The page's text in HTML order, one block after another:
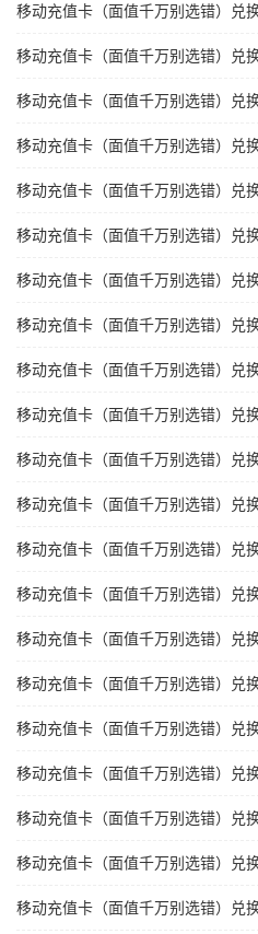
移动充值卡（面值千万别选错）兑
移动充值卡（面值千万别选错）兑
移动充值卡（面值千万别选错）兑
移动充值卡（面值千万别选错）兑
移动充值卡（面值千万别选错）兑
移动充值卡（面值千万别选错）兑
移动充值卡（面值千万别选错）兑
移动充值卡（面值千万别选错）兑
移动充值卡（面值千万别选错）兑
移动充值卡（面值千万别选错）兑
移动充值卡（面值千万别选错）兑
移动充值卡（面值千万别选错）兑
移动充值卡（面值千万别选错）兑
移动充值卡（面值千万别选错）兑
移动充值卡（面值千万别选错）兑
移动充值卡（面值千万别选错）兑
移动充值卡（面值千万别选错）兑
移动充值卡（面值千万别选错）兑
移动充值卡（面值千万别选错）兑
移动充值卡（面值千万别选错）兑
移动充值卡（面值千万别选错）兑